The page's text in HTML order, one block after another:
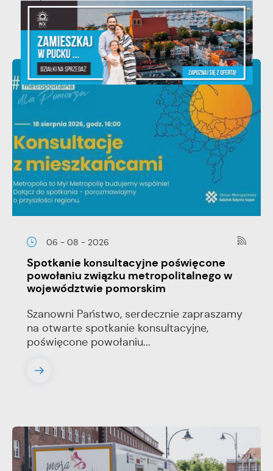
06 - 08 - 2026
Spotkanie konsultacyjne poświęcone
powołaniu związku metropolitalnego w
województwie pomorskim
Szanowni Państwo, serdecznie zapraszamy
na otwarte spotkanie konsultacyjne,
poświęcone powołaniu...